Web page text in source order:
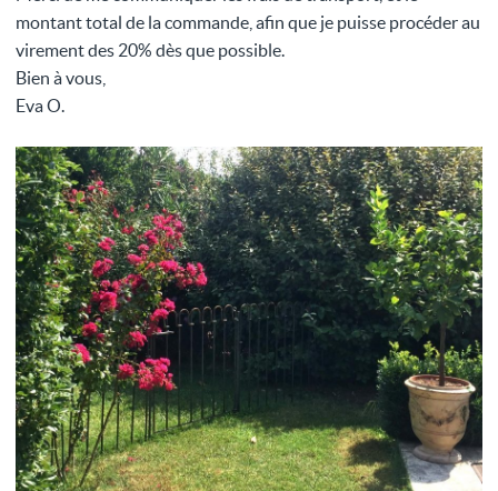
montant total de la commande, afin que je puisse procéder au
virement des 20% dès que possible.
Bien à vous,
Eva O.